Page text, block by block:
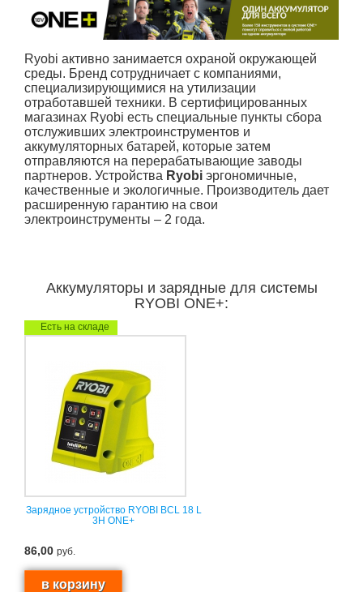
Ryobi активно занимается охраной окружающей
среды. Бренд сотрудничает с компаниями,
специализирующимися на утилизации
отработавшей техники. В сертифицированных
магазинах Ryobi есть специальные пункты сбора
отслуживших электроинструментов и
аккумуляторных батарей, которые затем
отправляются на перерабатывающие заводы
партнеров. Устройства Ryobi эргономичные,
качественные и экологичные. Производитель дает
расширенную гарантию на свои
электроинструменты – 2 года.
Аккумуляторы и зарядные для системы
RYOBI ONE+:
Есть на складе
Зарядное устройство RYOBI BCL 18 L
3H ONE+
86,00 руб.